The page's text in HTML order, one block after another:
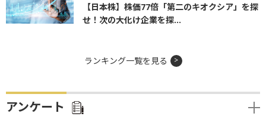
【日本株】株価77倍「第二のキオクシア」を探
せ！次の大化け企業を探...
ランキング一覧を見る
アンケート